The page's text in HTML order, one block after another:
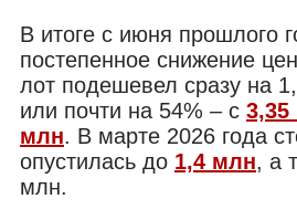
В итоге с июня прошлого
постепенное снижение
лот подешевел сразу на
или почти на 54% – с
млн. В марте 2026 года
опустилась до 1,4 млн, а
млн.